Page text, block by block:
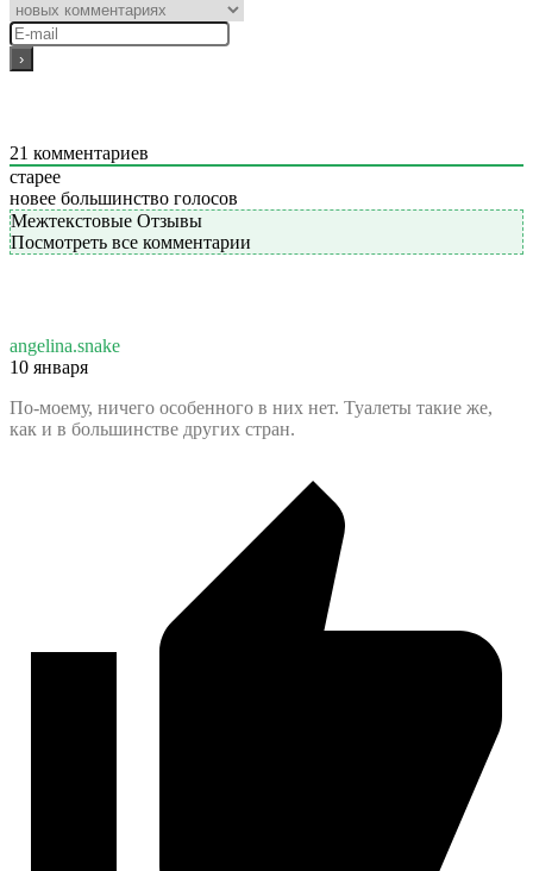
21 комментариев
старее
новее большинство голосов
Межтекстовые Отзывы
Посмотреть все комментарии
angelina.snake
10 января
По-моему, ничего особенного в них нет. Туалеты такие же,
как и в большинстве других стран.